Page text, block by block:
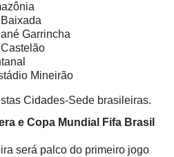
Garrincha
Mineirão
Cidades-Sede brasileiras.
e Copa Mundial Fifa Brasil
será palco do primeiro jogo